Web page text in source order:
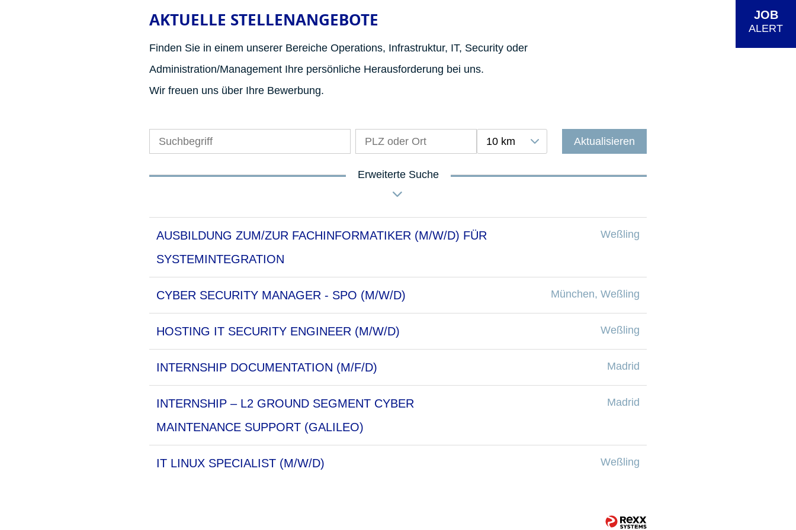
AKTUELLE STELLENANGEBOTE
Finden Sie in einem unserer Bereiche Operations, Infrastruktur, IT, Security oder
Administration/Management Ihre persönliche Herausforderung bei uns.
Wir freuen uns über Ihre Bewerbung.
10 km Aktualisieren
Erweiterte Suche
AUSBILDUNG ZUM/ZUR FACHINFORMATIKER (M/W/D) FÜR
SYSTEMINTEGRATION
Weßling
CYBER SECURITY MANAGER - SPO (M/W/D) München, Weßling
HOSTING IT SECURITY ENGINEER (M/W/D) Weßling
INTERNSHIP DOCUMENTATION (M/F/D) Madrid
INTERNSHIP – L2 GROUND SEGMENT CYBER
MAINTENANCE SUPPORT (GALILEO)
Madrid
IT LINUX SPECIALIST (M/W/D) Weßling
JOB
ALERT